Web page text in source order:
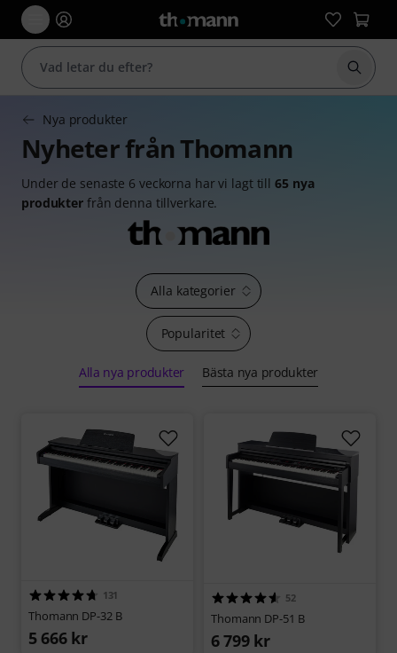
Börja
Nya produkter
Nyheter från Thomann
Under de senaste 6 veckorna har vi lagt till65 nya
produkter från denna tillverkare.
Popularitet
Alla kategorier
Alla nya produkter Bästa nya produkter
131
Thomann DP-32 B
5 666 kr
52
Thomann DP-51 B
6 799 kr